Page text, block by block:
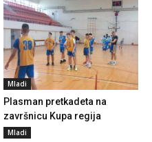
Mladi
Plasman pretkadeta na
završnicu Kupa regija
Mladi